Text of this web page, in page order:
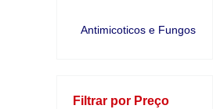
Antimicoticos e Fungos
Filtrar por Preço